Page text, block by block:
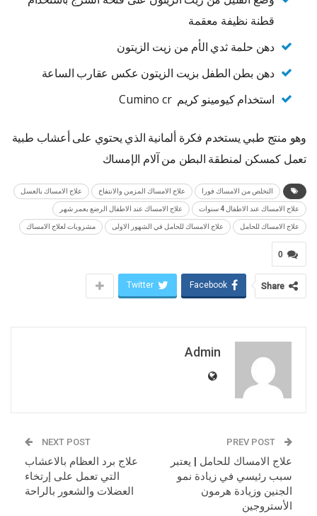
قطنة نظيفة معقمة
دهن حلمة ثدي الأم من زيت الزيتون
دهن بطن الطفل بزيت الزيتون عكس عقارب الساعة
استخدام كيومينو كريم Cumino cr
وهو منتج طبي يستخدم فكرة ألمانية الذي يحتوي على أعشاب طبية
تعمل كمسكن لمنطقة البطن من آلام الإمساك
التخلص من الامساك فورا علاج الامساك المزمن والانتفاخ علاج الامساك بالعسل
علاج الامساك عند الاطفال 4 سنوات علاج الامساك عند الاطفال الرضع بعمر شهر
علاج الامساك للحامل علاج الامساك للحامل في الشهور الاولى مشروبات لعلاج الامساك
0
Share
Facebook
Twitter
Admin
علاج الامساك للحامل | يعتبر
سبب رئيسي في زيادة نمو
الجنين وزيادة هرمون
الأستروجين
NEXT POST
علاج برد العظام بالاعشاب
التي تعمل على إرتخاء
العضلات والشعور بالراحة